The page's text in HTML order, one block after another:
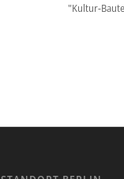
"Kultur-